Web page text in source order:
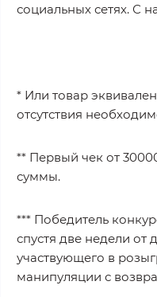
социальных сетях. С
* Или товар
отсутствия
** Первый чек от
суммы.
*** Победитель
спустя две недели от
участвующего в
манипуляции с